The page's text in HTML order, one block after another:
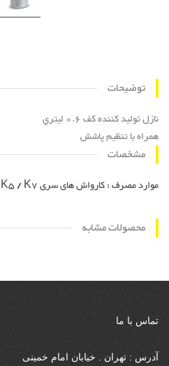
توضیحات
نازل تولید کننده کف 0.6 لیتري
همراه با تنظیم پاشش
مشخصات
موارد مصرف : کارواش های سری K2 / K3 / K4 / K5 / K7
محصولات مشابه
تماس با ما
آدرس : تهران . خیابان امام خمینی